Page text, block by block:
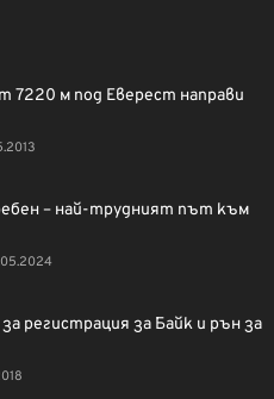
7220 м под Еверест направи
– най-трудният път към
регистрация за Байк и рън за